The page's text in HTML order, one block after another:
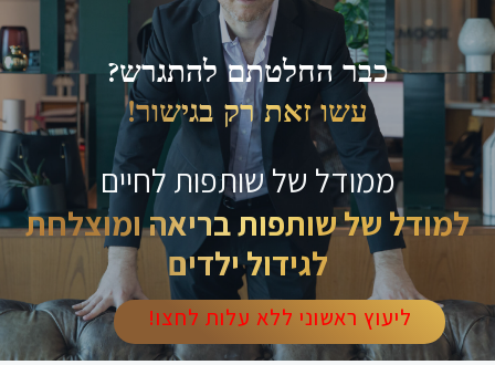
כבר החלטתם להתגרש?
עשו זאת רק בגישור!
ממודל של שותפות לחיים
למודל של שותפות בריאה ומוצלחת
לגידול ילדים
ליעוץ ראשוני ללא עלות לחצו!